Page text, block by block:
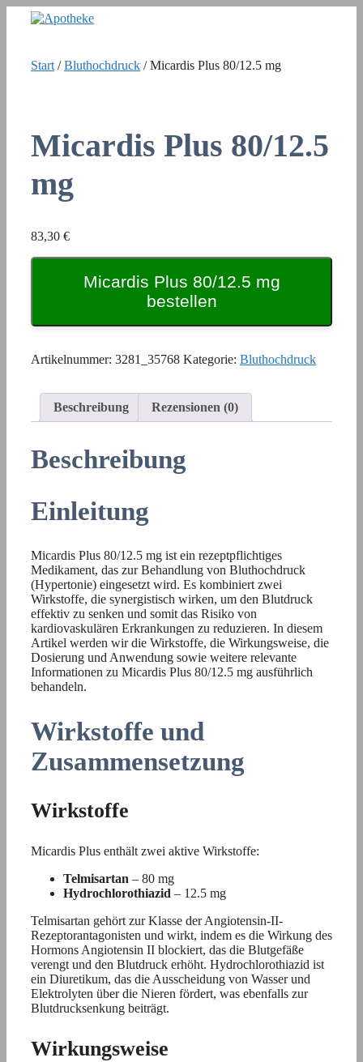
Inhalt
Start /Bluthochdruck / Micardis Plus 80/12.5 mg
Micardis Plus 80/12.5
mg
83,30 €
Micardis Plus 80/12.5 mg
bestellen
Artikelnummer: 3281_35768 Kategorie: Bluthochdruck
Beschreibung Rezensionen (0)
Beschreibung
Einleitung
Micardis Plus 80/12.5 mg ist ein rezeptpflichtiges
Medikament, das zur Behandlung von Bluthochdruck
(Hypertonie) eingesetzt wird. Es kombiniert zwei
Wirkstoffe, die synergistisch wirken, um den Blutdruck
effektiv zu senken und somit das Risiko von
kardiovaskulären Erkrankungen zu reduzieren. In diesem
Artikel werden wir die Wirkstoffe, die Wirkungsweise, die
Dosierung und Anwendung sowie weitere relevante
Informationen zu Micardis Plus 80/12.5 mg ausführlich
behandeln.
Wirkstoffe und
Zusammensetzung
Wirkstoffe
Micardis Plus enthält zwei aktive Wirkstoffe:
Telmisartan – 80 mg
Hydrochlorothiazid – 12.5 mg
Telmisartan gehört zur Klasse der Angiotensin-II-
Rezeptorantagonisten und wirkt, indem es die Wirkung des
Hormons Angiotensin II blockiert, das die Blutgefäße
verengt und den Blutdruck erhöht. Hydrochlorothiazid ist
ein Diuretikum, das die Ausscheidung von Wasser und
Elektrolyten über die Nieren fördert, was ebenfalls zur
Blutdrucksenkung beiträgt.
Wirkungsweise